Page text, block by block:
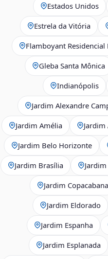
Estados Unidos
Estrela da Vitória
Flamboyant Residencial
Gleba Santa Mônica
Indianópolis
Jardim Alexandre
Jardim Amélia Jardim
Jardim Belo Horizonte
Jardim Brasília
Jardim Copacabana
Jardim Eldorado
Jardim Espanha
Jardim Esplanada